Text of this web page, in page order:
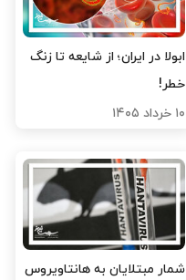
ابولا در ایران؛ از شایعه تا زنگ
خطر!
۱۰ خرداد ۱۴۰۵
شمار مبتلایان به هانتاویروس